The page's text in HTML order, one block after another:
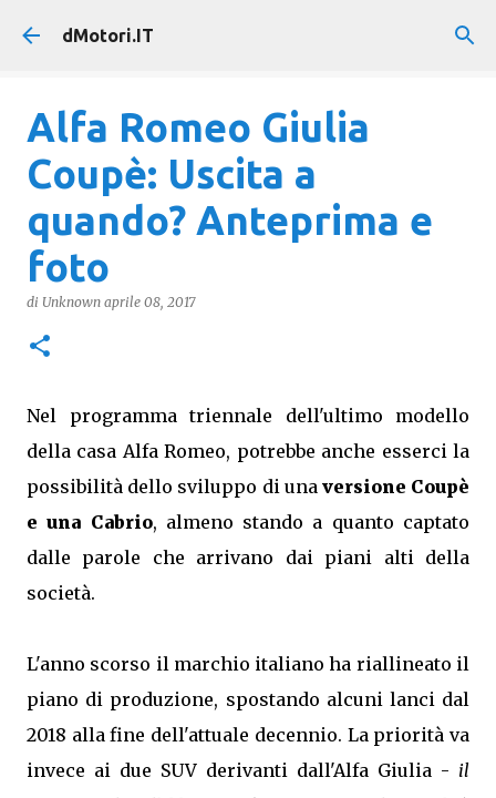
Passa ai contenuti principali
dMotori.IT
Alfa Romeo Giulia
Coupè: Uscita a
quando? Anteprima e
foto
di Unknown aprile 08, 2017
Nel programma triennale dell'ultimo modello
della casa Alfa Romeo, potrebbe anche esserci la
possibilità dello sviluppo di una versione Coupè
e una Cabrio, almeno stando a quanto captato
dalle parole che arrivano dai piani alti della
società.
L'anno scorso il marchio italiano ha riallineato il
piano di produzione, spostando alcuni lanci dal
2018 alla fine dell'attuale decennio. La priorità va
invece ai due SUV derivanti dall'Alfa Giulia - il